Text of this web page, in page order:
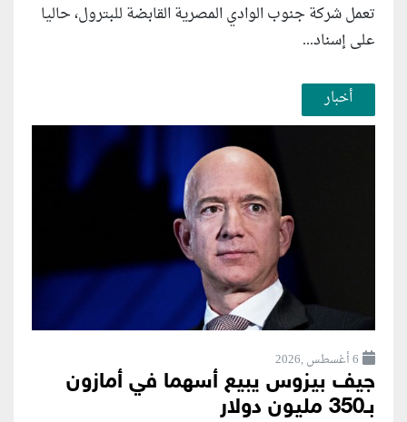
تعمل شركة جنوب الوادي المصرية القابضة للبترول، حاليا
على إسناد...
أخبار
6 أغسطس ,2026
جيف بيزوس يبيع أسهما في أمازون
بـ350 مليون دولار